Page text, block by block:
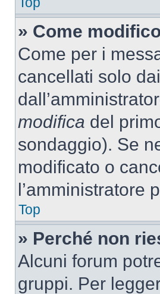
» Come
Come per i
cancellati solo
modifica del
sondaggio). Se
modificato o
l’amministratore
Top
» Perché non
Alcuni forum
gruppi. Per